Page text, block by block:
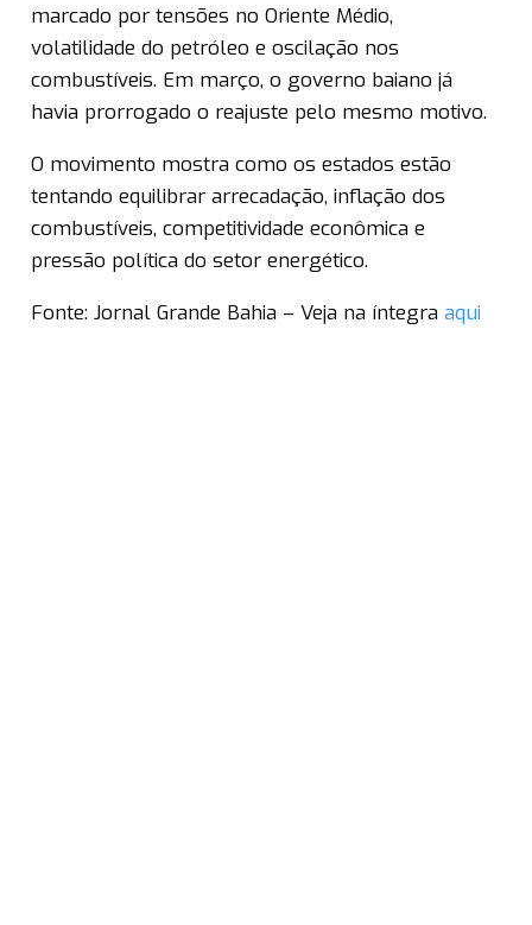
marcado por tensões no Oriente Médio,
volatilidade do petróleo e oscilação nos
combustíveis. Em março, o governo baiano já
havia prorrogado o reajuste pelo mesmo motivo.
O movimento mostra como os estados estão
tentando equilibrar arrecadação, inflação dos
combustíveis, competitividade econômica e
pressão política do setor energético.
Fonte: Jornal Grande Bahia – Veja na íntegra aqui